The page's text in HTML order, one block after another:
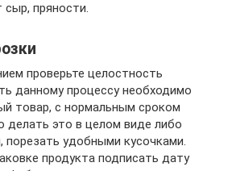
пряности.
проверьте целостность
данному процессу необходимо
товар, с нормальным сроком
делать это в целом виде либо
порезать удобными кусочками.
продукта подписать дату